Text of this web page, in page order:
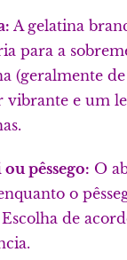
A gelatina
para a
(geralmente
vibrante e um
pêssego: O
o
de